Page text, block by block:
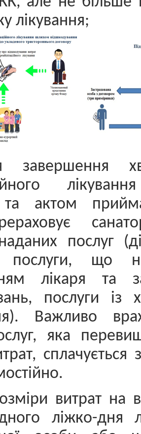
лікування;
актом
послуг
послуги, що
лікаря та
послуги із
Важливо
яка
сплачується
витрат на
ліжко-дня